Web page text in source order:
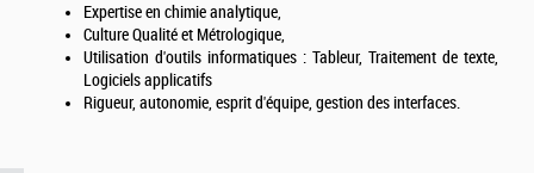
Expertise en chimie analytique,
Culture Qualité et Métrologique,
Utilisation d'outils informatiques : Tableur, Traitement de texte,
Logiciels applicatifs
Rigueur, autonomie, esprit d'équipe, gestion des interfaces.